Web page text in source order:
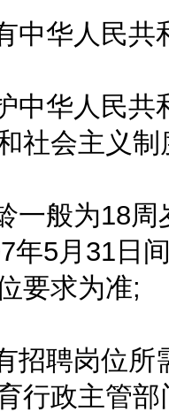
华人民共
华人民共
社会主义
般为18周
年5月31日
要求为准;
聘岗位所
行政主管